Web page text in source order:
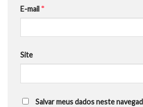
E-mail *
Site
Salvar meus dados neste